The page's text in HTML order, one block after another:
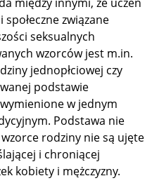
związane
seksualnych
wzorców jest m.in.
jednopłciowej czy
podstawie
w jednym
Podstawa nie
rodziny nie są ujęte
i chroniącej
kobiety i mężczyzny.